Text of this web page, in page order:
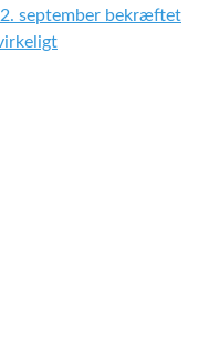
september bekræftet